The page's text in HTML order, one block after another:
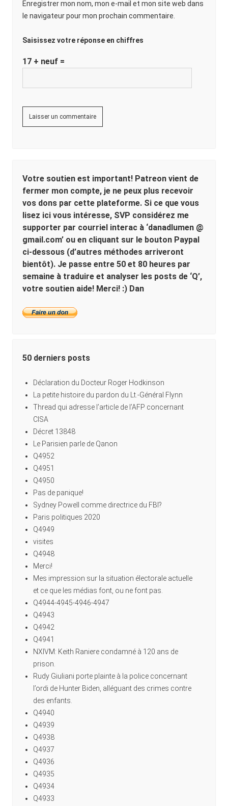
Enregistrer mon nom, mon e-mail et mon site web dans
le navigateur pour mon prochain commentaire.
Saisissez votre réponse en chiffres
17 + neuf =
Votre soutien est important! Patreon vient de
fermer mon compte, je ne peux plus recevoir
vos dons par cette plateforme. Si ce que vous
lisez ici vous intéresse, SVP considérez me
supporter par courriel interac à ‘danadlumen @
gmail.com’ ou en cliquant sur le bouton Paypal
ci-dessous (d’autres méthodes arriveront
bientôt). Je passe entre 50 et 80 heures par
semaine à traduire et analyser les posts de ‘Q’,
votre soutien aide! Merci! :) Dan
50 derniers posts
Déclaration du Docteur Roger Hodkinson
La petite histoire du pardon du Lt.-Général Flynn
Thread qui adresse l’article de l’AFP concernant
CISA
Décret 13848
Le Parisien parle de Qanon
Q4952
Q4951
Q4950
Pas de panique!
Sydney Powell comme directrice du FBI?
Paris politiques 2020
Q4949
visites
Q4948
Merci!
Mes impression sur la situation électorale actuelle
et ce que les médias font, ou ne font pas.
Q4944-4945-4946-4947
Q4943
Q4942
Q4941
NXIVM: Keith Raniere condamné à 120 ans de
prison.
Rudy Giuliani porte plainte à la police concernant
l’ordi de Hunter Biden, alléguant des crimes contre
des enfants.
Q4940
Q4939
Q4938
Q4937
Q4936
Q4935
Q4934
Q4933